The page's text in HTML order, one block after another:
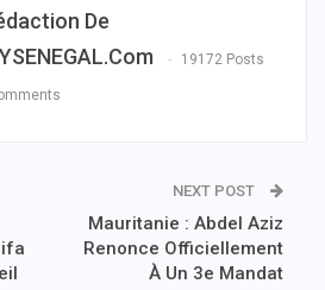
De
19172 Posts
NEXT POST
Mauritanie : Abdel Aziz
Renonce Officiellement
À Un 3e Mandat